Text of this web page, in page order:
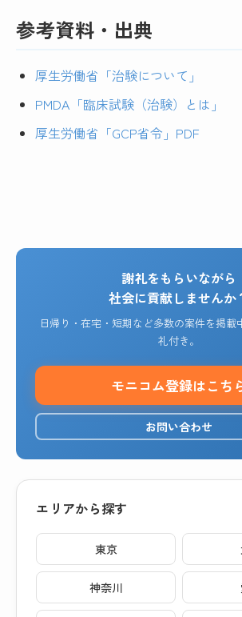
参考資料・出典
厚生労働省「治験について」
PMDA「臨床試験（治験）とは」
厚生労働省「GCP省令」PDF
謝礼をもらいながら
社会に貢献しませんか
日帰り・在宅・短期など多数の案件を掲載
礼付き。
モニコム登録はこち
お問い合わせ
エリアから探す
東京
神奈川